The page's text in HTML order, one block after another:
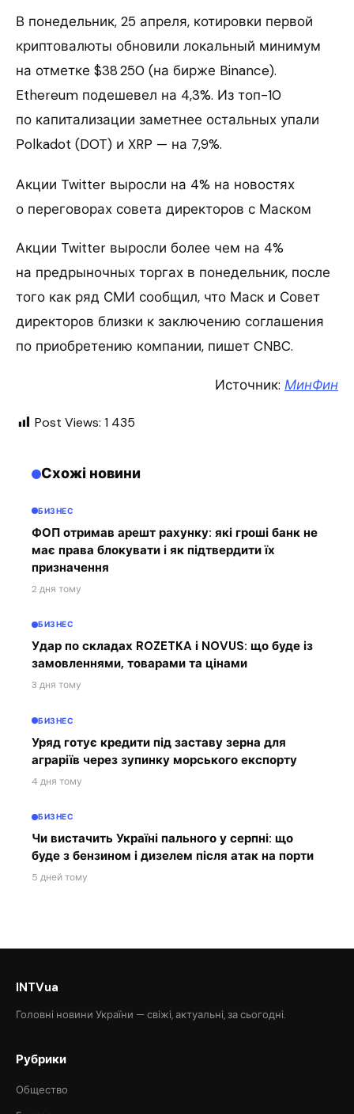
В понедельник, 25 апреля, котировки первой
криптовалюты обновили локальный минимум
на отметке $38 250 (на бирже Binance).
Ethereum подешевел на 4,3%. Из топ-10
по капитализации заметнее остальных упали
Polkadot (DOT) и XRP — на 7,9%.
Акции Twitter выросли на 4% на новостях
о переговорах совета директоров с Маском
Акции Twitter выросли более чем на 4%
на предрыночных торгах в понедельник, после
того как ряд СМИ сообщил, что Маск и Совет
директоров близки к заключению соглашения
по приобретению компании, пишет CNBC.
Источник: МинФин
Post Views: 1 435
Схожі новини
БИЗНЕС
ФОП отримав арешт рахунку: які гроші банк не
має права блокувати і як підтвердити їх
призначення
2 дня тому
БИЗНЕС
Удар по складах ROZETKA і NOVUS: що буде із
замовленнями, товарами та цінами
3 дня тому
БИЗНЕС
Уряд готує кредити під заставу зерна для
аграріїв через зупинку морського експорту
4 дня тому
БИЗНЕС
Чи вистачить Україні пального у серпні: що
буде з бензином і дизелем після атак на порти
5 дней тому
INTVua
Головні новини України — свіжі, актуальні, за сьогодні.
Рубрики
Общество